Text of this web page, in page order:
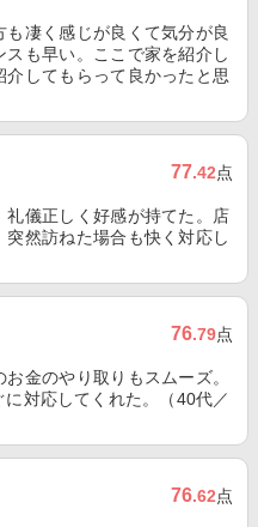
凄く感じが良くて気分が良
も早い。ここで家を紹介し
してもらって良かったと思
77.42点
儀正しく好感が持てた。店
然訪ねた場合も快く対応し
76.79点
金のやり取りもスムーズ。
対応してくれた。（40代／
76.62点